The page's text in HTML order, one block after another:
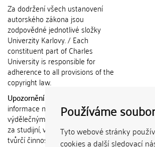
Používáme
Tyto webové stránky
cookies a další sledovací
Za dodržení všech ustanovení
autorského zákona jsou
zodpovědné jednotlivé složky
Univerzity Karlovy. / Each
constituent part of Charles
University is responsible for
adherence to all provisions of the
copyright law.
Upozornění / Notice:
informace nemohou být použity k
výdělečným účelům nebo vydávány
za studijní, vědeckou nebo jinou
tvůrčí činnost jiné osoby než autora.